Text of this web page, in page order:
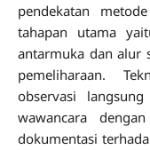
pendekatan
tahapan utama
antarmuka dan alur
pemeliharaan.
observasi
wawancara
dokumentasi